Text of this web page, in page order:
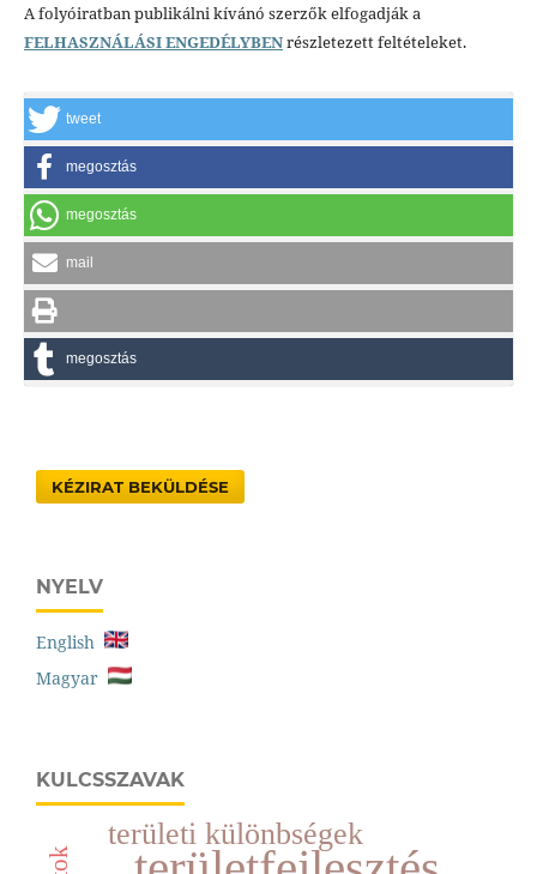
A folyóiratban publikálni kívánó szerzők elfogadják a
FELHASZNÁLÁSI ENGEDÉLYBENrészletezett feltételeket.
tweet
megosztás
megosztás
mail
megosztás
KÉZIRAT BEKÜLDÉSE
NYELV
English
Magyar
KULCSSZAVAK
területi különbségek